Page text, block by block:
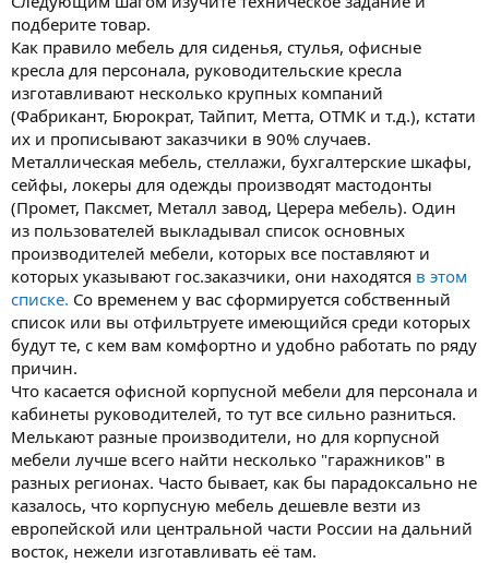
подберите товар.
Как правило мебель для сиденья, стулья, офисные
кресла для персонала, руководительские кресла
изготавливают несколько крупных компаний
(Фабрикант, Бюрократ, Тайпит, Метта, ОТМК и т.д.), кстати
их и прописывают заказчики в 90% случаев.
Металлическая мебель, стеллажи, бухгалтерские шкафы,
сейфы, локеры для одежды производят мастодонты
(Промет, Паксмет, Металл завод, Церера мебель). Один
из пользователей выкладывал список основных
производителей мебели, которых все поставляют и
которых указывают гос.заказчики, они находятся в этом
списке. Со временем у вас сформируется собственный
список или вы отфильтруете имеющийся среди которых
будут те, с кем вам комфортно и удобно работать по ряду
причин.
Что касается офисной корпусной мебели для персонала и
кабинеты руководителей, то тут все сильно разниться.
Мелькают разные производители, но для корпусной
мебели лучше всего найти несколько "гаражников" в
разных регионах. Часто бывает, как бы парадоксально не
казалось, что корпусную мебель дешевле везти из
европейской или центральной части России на дальний
восток, нежели изготавливать её там.